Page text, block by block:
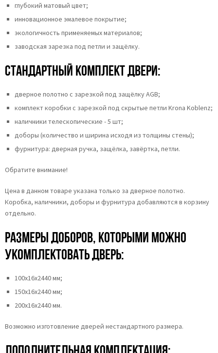
глубокий матовый цвет;
инновационное эмалевое покрытие;
экологичность применяемых материалов;
заводская зарезка под петли и защёлку.
Стандартный комплект двери:
дверное полотно с зарезкой под защёлку AGB;
комплект коробки с зарезкой под скрытые петли Krona Koblenz;
наличники телескопические - 5 шт;
доборы (количество и ширина исходя из толщины стены);
фурнитура: дверная ручка, защёлка, завёртка, петли.
Обратите внимание!
Цена в данном товаре указана только за дверное полотно.
Коробка, наличники, доборы и фурнитура добавляются в корзину
отдельно.
Размеры доборов, которыми можно
укомплектовать дверь:
100х16х2440 мм;
150х16х2440 мм;
200х16х2440 мм.
Возможно изготовление дверей нестандартного размера.